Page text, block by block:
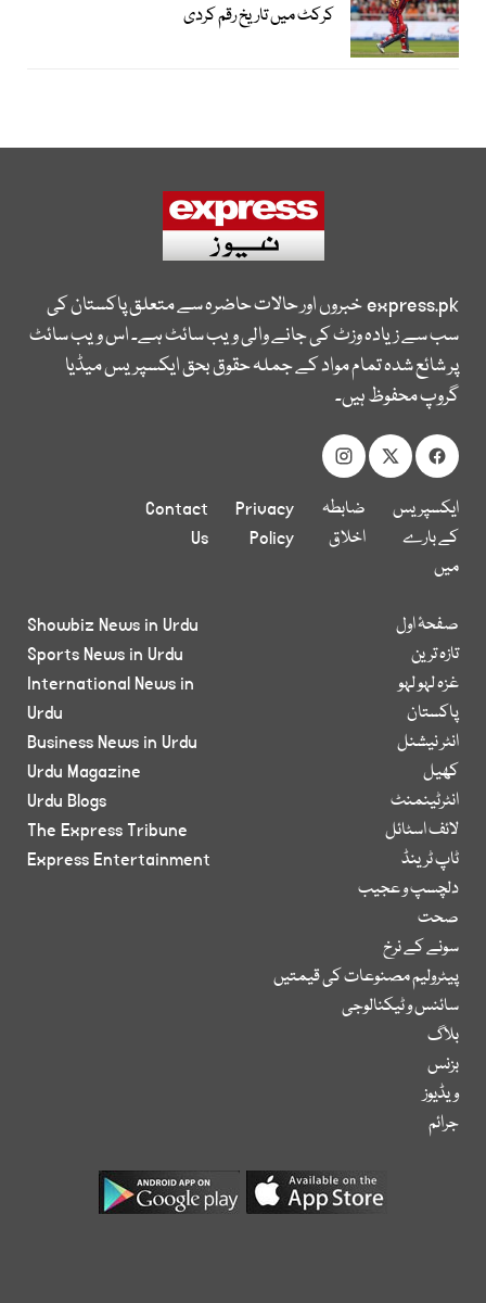
کرکٹ میں تاریخ رقم کردی
express.pkخبروں اور حالات حاضرہ سے متعلق پاکستان کی
سب سے زیادہ وزٹ کی جانے والی ویب سائٹ ہے۔ اس ویب سائٹ
پر شائع شدہ تمام مواد کے جملہ حقوق بحق ایکسپریس میڈیا
گروپ محفوظ ہیں۔
ایکسپریس
کے بارے
میں
ضابطہ
اخلاق
Privacy
Policy
Contact
Us
صفحۂ اول
تازہ ترین
غزہ لہو لہو
پاکستان
انٹر نیشنل
کھیل
انٹرٹینمنٹ
لائف اسٹائل
ٹاپ ٹرینڈ
دلچسپ و عجیب
صحت
سونے کے نرخ
پیٹرولیم مصنوعات کی قیمتیں
سائنس و ٹیکنالوجی
بلاگ
بزنس
ویڈیوز
جرائم
Showbiz News in Urdu
Sports News in Urdu
International News in
Urdu
Business News in Urdu
Urdu Magazine
Urdu Blogs
The Express Tribune
Express Entertainment